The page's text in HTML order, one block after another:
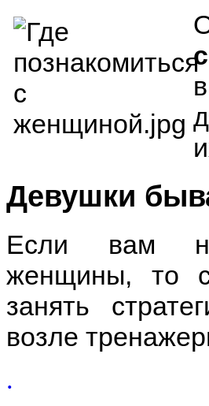
Девушки
Если вам
женщины, то
занять
возле
.